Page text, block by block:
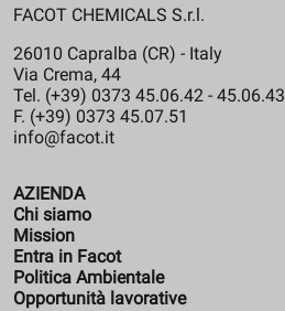
FACOT CHEMICALS S.r.l.
26010 Capralba (CR) - Italy
Via Crema, 44
Tel. (+39) 0373 45.06.42 - 45.06.43
F. (+39) 0373 45.07.51
info@facot.it
AZIENDA
Chi siamo
Mission
Entra in Facot
Politica Ambientale
Opportunità lavorative